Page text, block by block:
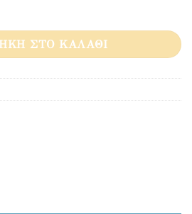
ΣΤΟ ΚΑΛΆΘΙ